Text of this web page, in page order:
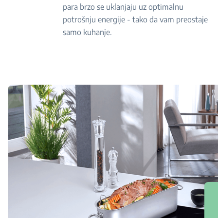
para brzo se uklanjaju uz optimalnu
potrošnju energije - tako da vam preostaje
samo kuhanje.